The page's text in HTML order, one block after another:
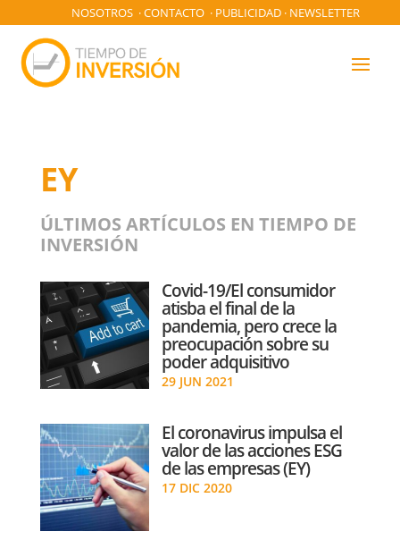
NOSOTROS ·CONTACTO · PUBLICIDAD · NEWSLETTER
EY
ÚLTIMOS ARTÍCULOS EN TIEMPO DE
INVERSIÓN
Covid-19/El consumidor
atisba el final de la
pandemia, pero crece la
preocupación sobre su
poder adquisitivo
29 JUN 2021
El coronavirus impulsa el
valor de las acciones ESG
de las empresas (EY)
17 DIC 2020